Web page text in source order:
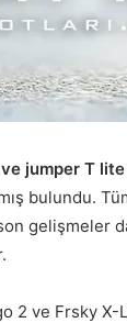
jumper T lite
bulundu.
gelişmeler
2 ve Frsky X-